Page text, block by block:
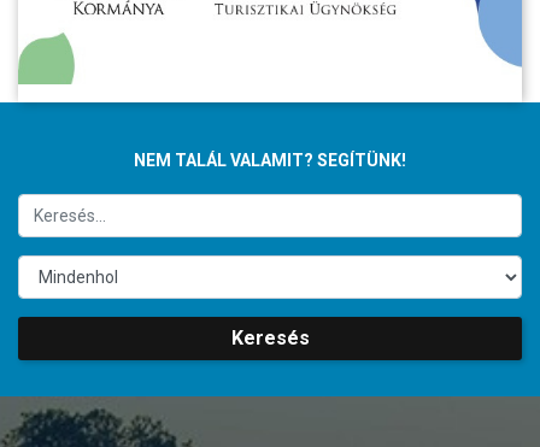
NEM TALÁL VALAMIT? SEGÍTÜNK!
Keresés